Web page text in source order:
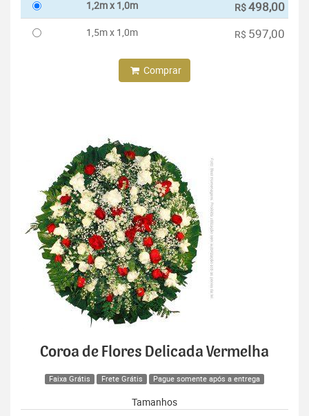
1,2m x 1,0m R$498,00
1,5m x 1,0m R$ 597,00
Comprar
Coroa de Flores Delicada Vermelha
Faixa Grátis Frete Grátis Pague somente após a entrega
Tamanhos